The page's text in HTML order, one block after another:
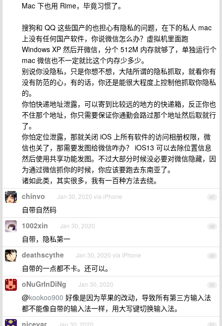
Mac 下也用 Rime，毕竟习惯了。
搜狗和 QQ 这些国产的也担心有隐私的问题，在下的私人 mac
上没有任何国产软件，你说微信怎么办？虚拟机里面跑
Windows XP 然后开微信，分个 512M 内存就够了，单独运行个
mac 微信也不一定就比这个内存少多少。
别说你没隐私，只是你想不想，大陆所谓的隐私抓取，就看你有
没有防范的心，有的话，你还是能很大程度上控制他抓取你隐私
的。
你怕快递地址泄露，可以寄到比较远的地方的快递箱，反正你也
不住那个地址，你只需要保证你通勤会路过那个地址然后取就行
了。
你怕定位泄露，那就关闭 iOS 上所有软件的访问相册权限，微
信也关了，那需要发图给微信咋办？ iOS13 可以去除位置信息
然后使用共享功能发图。不过大部分时候没必要对微信隐藏，因
为通过微信抓你的时候，你应该要跑去东南亚了。
诸如此类，其实很多，我有一百种方法去绕。
47
chinvo Jan 30, 2020 via iPhone
自带自然码
48
1002xin Jan 30, 2020
自带，隐私第一
49
deathscythe Jan 30, 2020 via iPhone
自带的一点都不卡。还可以。
50
oNuGrInDiNg Jan 30, 2020
@kookoo900 好像是因为苹果的改动，导致所有第三方输入法
都不能像自带的输入法一样，用大写键切换输入法。
nicevar Jan 30, 2020